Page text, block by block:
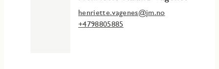
henriette.vagenes@jm.no
+4798805885